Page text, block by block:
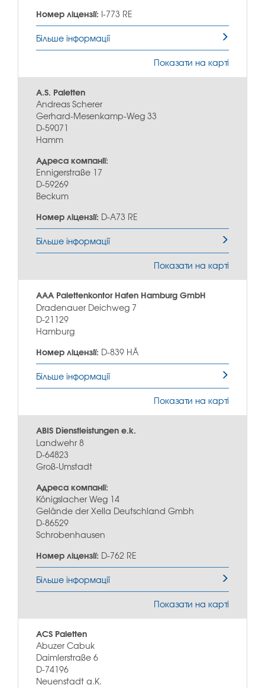
Номер ліцензії: I-773 RE
Більше інформації
Показати на карті
A.S. Paletten
Andreas Scherer
Gerhard-Mesenkamp-Weg 33
D-59071
Hamm
Адреса компанії:
Ennigerstraße 17
D-59269
Beckum
Номер ліцензії: D-A73 RE
Більше інформації
Показати на карті
AAA Palettenkontor Hafen Hamburg GmbH
Dradenauer Deichweg 7
D-21129
Hamburg
Номер ліцензії: D-839 HÄ
Більше інформації
Показати на карті
ABIS Dienstleistungen e.k.
Landwehr 8
D-64823
Groß-Umstadt
Адреса компанії:
Königslacher Weg 14
Gelände der Xella Deutschland Gmbh
D-86529
Schrobenhausen
Номер ліцензії: D-762 RE
Більше інформації
Показати на карті
ACS Paletten
Abuzer Cabuk
Daimlerstraße 6
D-74196
Neuenstadt a.K.